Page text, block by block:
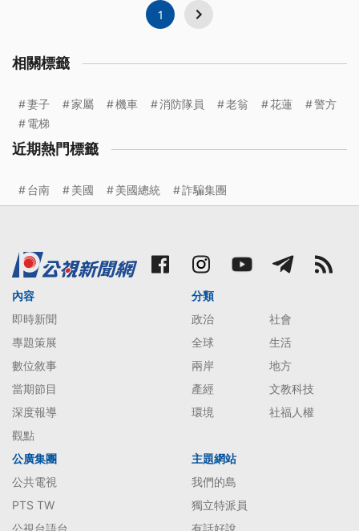
1
相關標籤
妻子 家屬 機車 消防隊員 老翁 花蓮
警方
電梯
近期熱門標籤
台南 美國 美國總統 詐騙集團
內容
即時新聞
專題策展
數位敘事
當期節目
深度報導
觀點
分類
政治
社會
全球
生活
兩岸
地方
產經
文教科技
環境
社福人權
公廣集團
公共電視
PTS TW
主題網站
我們的島
獨立特派員